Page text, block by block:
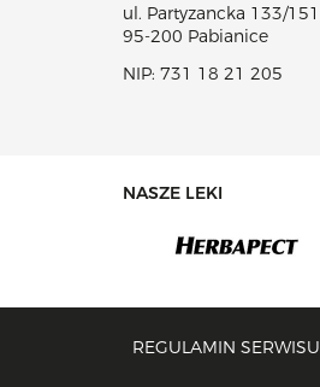
ul. Partyzancka 133/151
95-200 Pabianice
NIP: 731 18 21 205
NASZE LEKI
REGULAMIN SERWISU